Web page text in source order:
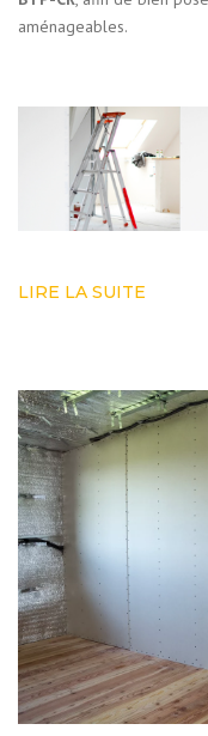
aménageables.
LIRE LA SUITE